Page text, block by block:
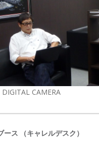
DIGITAL CAMERA
ース （キャレルデスク）